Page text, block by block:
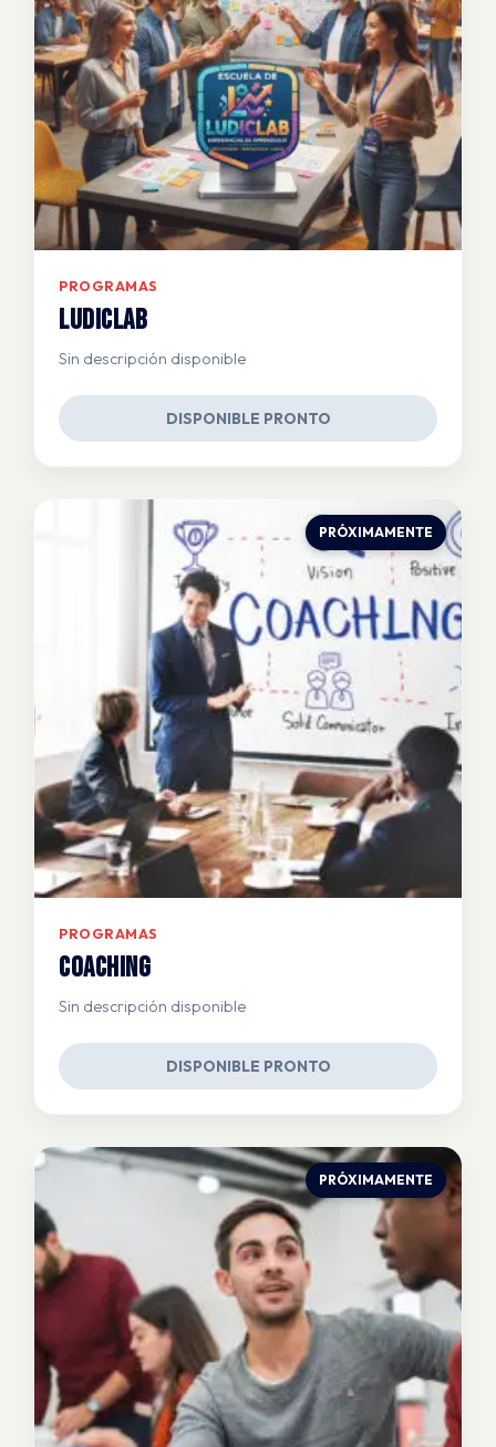
PROGRAMAS
Ludiclab
Sin descripción disponible
DISPONIBLE PRONTO
PRÓXIMAMENTE
PROGRAMAS
Coaching
Sin descripción disponible
DISPONIBLE PRONTO
PRÓXIMAMENTE